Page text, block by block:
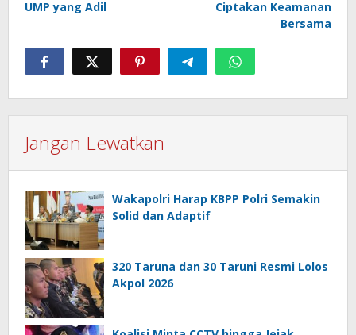
UMP yang Adil
Ciptakan Keamanan
Bersama
Jangan Lewatkan
Wakapolri Harap KBPP Polri Semakin
Solid dan Adaptif
320 Taruna dan 30 Taruni Resmi Lolos
Akpol 2026